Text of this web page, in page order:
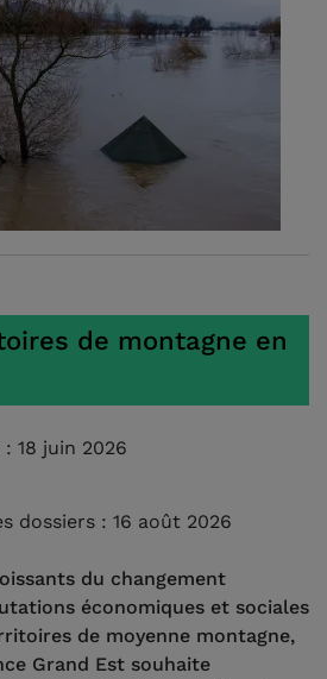
de montagne en
18 juin 2026
dossiers : 16 août 2026
du changement
économiques et sociales
de moyenne montagne,
Grand Est souhaite